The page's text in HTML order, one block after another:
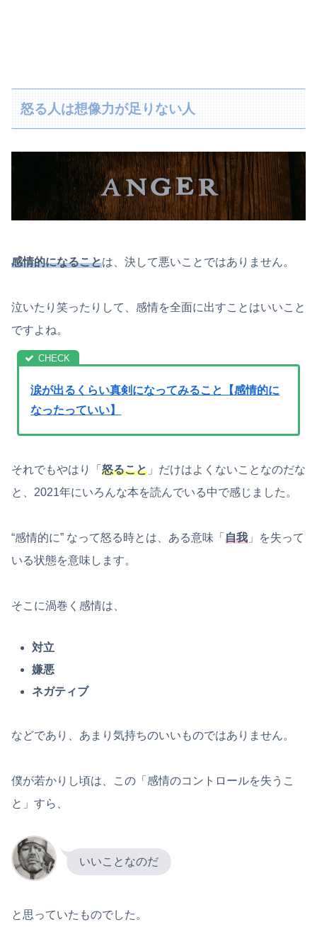
怒る人は想像力が足りない人
感情的になることは、決して悪いことではありません。
泣いたり笑ったりして、感情を全面に出すことはいいこと
ですよね。
涙が出るくらい真剣になってみること【感情的に
なったっていい】
それでもやはり「 怒ること 」だけはよくないことなのだな
と、2021年にいろんな本を読んでいる中で感じました。
“感情的に” なって怒る時とは、ある意味「 自我 」を失って
いる状態を意味します。
そこに渦巻く感情は、
対立
嫌悪
ネガティブ
などであり、あまり気持ちのいいものではありません。
僕が若かりし頃は、この「感情のコントロールを失うこ
と」すら、
いいことなのだ
と思っていたものでした。